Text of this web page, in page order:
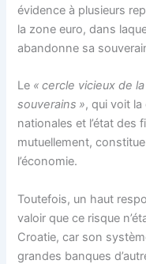
évidence à plusieurs
la zone euro, dans
abandonne sa
Le « cercle vicieux de
souverains », qui voit
nationales et l’état des
mutuellement,
l’économie.
Toutefois, un haut
valoir que ce risque
Croatie, car son
grandes banques